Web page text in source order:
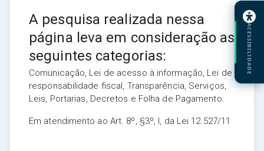
A pesquisa realizada nessa
página leva em consideração as
seguintes categorias:
Comunicação, Lei de acesso à informação, Lei de
responsabilidade fiscal, Transparência, Serviços,
Leis, Portarias, Decretos e Folha de Pagamento.
Em atendimento ao Art. 8º, §3º, I, da Lei 12.527/11
ACESSIBILIDADE